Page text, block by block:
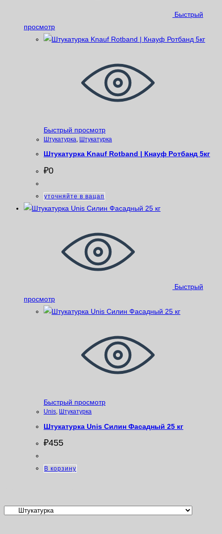
Быстрый
просмотр
Быстрый просмотр
Штукатурка Штукатурка
Штукатурка Knauf Rotband | Кнауф Ротбанд 5кг
₽0
уточняйте в вацап
Быстрый
просмотр
Быстрый просмотр
Unis, Штукатурка
Штукатурка Unis Силин Фасадный 25 кг
₽455
В корзину